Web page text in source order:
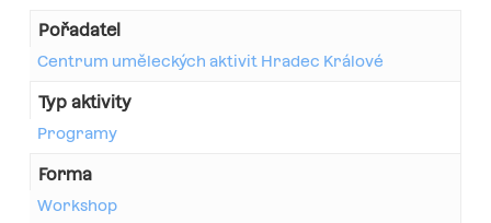
Pořadatel
Centrum uměleckých aktivit Hradec Králové
Typ aktivity
Programy
Forma
Workshop